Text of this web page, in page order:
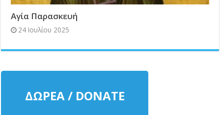
Αγία Παρασκευή
24 Ιουλίου 2025
ΔΩΡΕΑ / DONATE